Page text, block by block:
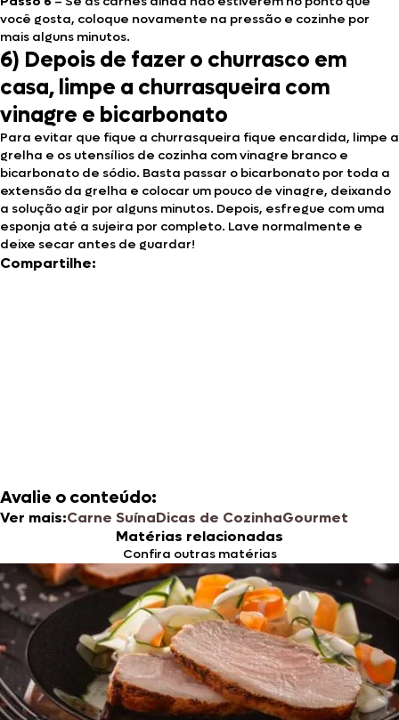
você gosta, coloque novamente na pressão e cozinhe por
mais alguns minutos.
6) Depois de fazer o churrasco em
casa, limpe a churrasqueira com
vinagre e bicarbonato
Para evitar que fique a churrasqueira fique encardida, limpe a
grelha e os utensílios de cozinha com vinagre branco e
bicarbonato de sódio. Basta passar o bicarbonato por toda a
extensão da grelha e colocar um pouco de vinagre, deixando
a solução agir por alguns minutos. Depois, esfregue com uma
esponja até a sujeira por completo. Lave normalmente e
deixe secar antes de guardar!
Compartilhe:
Avalie o conteúdo:
Ver mais:Carne SuínaDicas de CozinhaGourmet
Matérias relacionadas
Confira outras matérias